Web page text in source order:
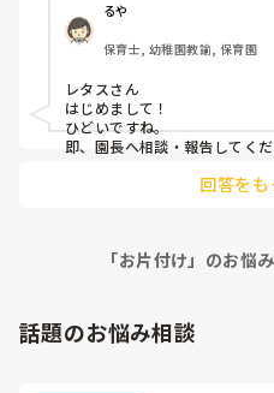
るや
保育士, 幼稚園教諭, 保育園
レタスさん
はじめまして！
ひどいですね。
即、園長へ相談・報告してく
子どもたちも見ていますよね？
レタスさんも嫌な想いをされ
い。
「私は困っています」という
回答をも
「お片付け」のお悩
話題のお悩み相談